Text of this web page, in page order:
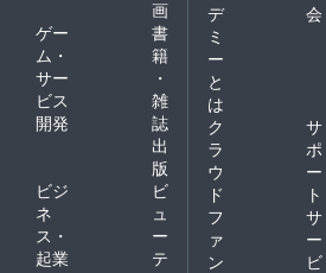
画
ゲー
ム・
サー
ビス
開発
書
籍
・
雑
誌
出
版
ビジ
ネ
ス・
起業
ビ
ュ
ー
テ
デ
ミ
ー
と
は
会
ク
ラ
ウ
ド
フ
ァ
ン
サ
ポ
ー
ト
サ
ー
ビ